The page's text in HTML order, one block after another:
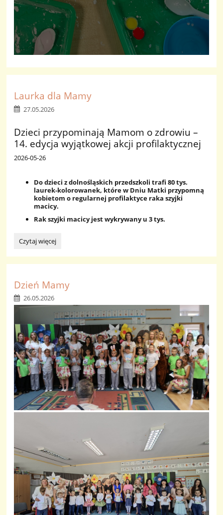
Laurka dla Mamy
27.05.2026
Dzieci przypominają Mamom o zdrowiu –
14. edycja wyjątkowej akcji profilaktycznej
2026-05-26
Do dzieci z dolnośląskich przedszkoli trafi 80 tys.
laurek-kolorowanek, które w Dniu Matki przypomną
kobietom o regularnej profilaktyce raka szyjki
macicy.
Rak szyjki macicy jest wykrywany u 3 tys.
Laurka
Mamy:
Czytaj więcej
Dzień Mamy
26.05.2026